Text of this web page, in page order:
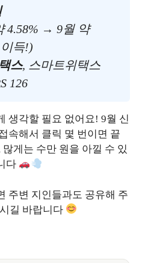
4.58% → 9월 약
득!)
스, 스마트위택스
126
생각할 필요 없어요! 9월 신
속해서 클릭 몇 번이면 끝
게는 수만 원을 아낄 수 있
다
주변 지인들과도 공유해 주
길 바랍니다